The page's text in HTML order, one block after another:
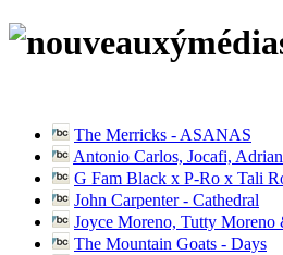
The Merricks - ASANAS
Antonio Carlos, Jocafi,
G Fam Black x P-Ro x Tali
John Carpenter - Cathedral
Joyce Moreno, Tutty Moreno
The Mountain Goats - Days